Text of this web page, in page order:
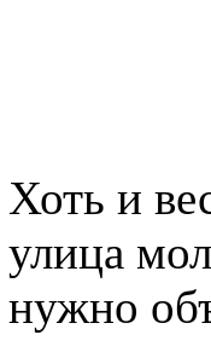
Хоть и
улица
нужно